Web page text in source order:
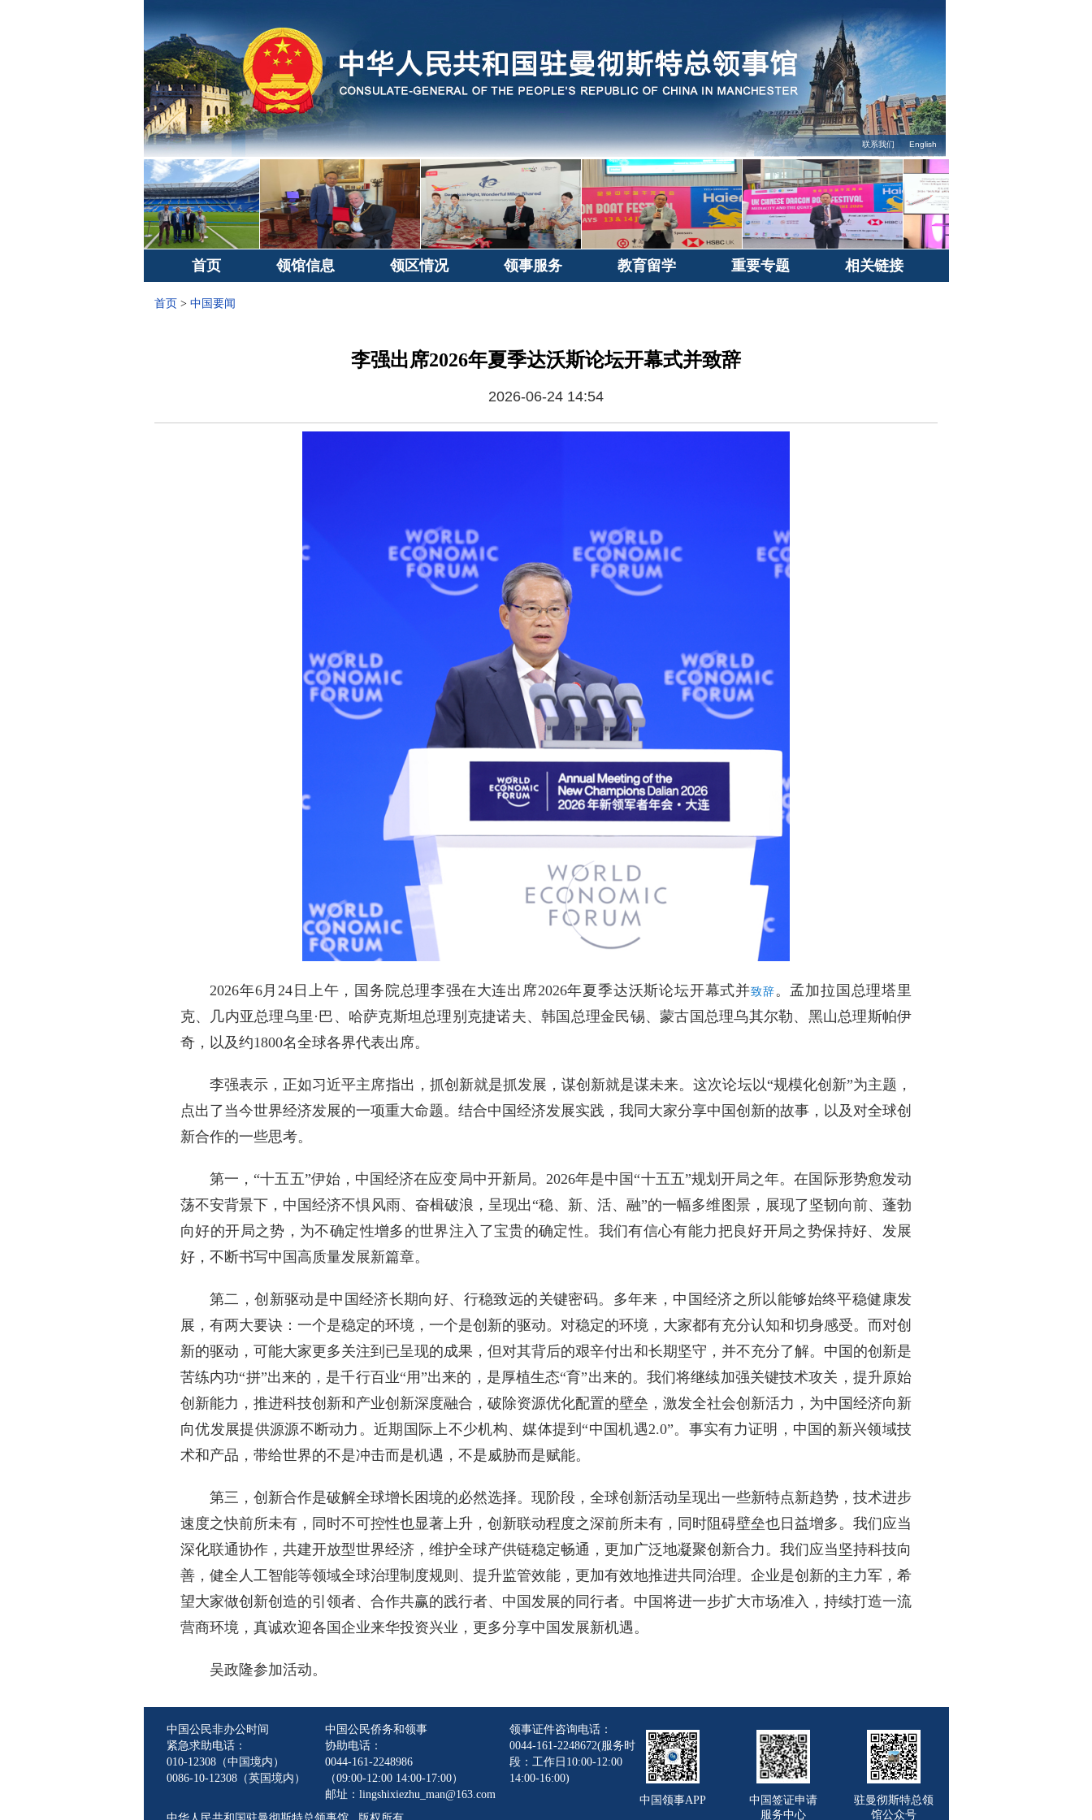
联系我们 English
首页 领馆信息 领区情况 领事服务 教育留学 重要专题 相关链接
首页 > 中国要闻
李强出席2026年夏季达沃斯论坛开幕式并致辞
2026-06-24 14:54
2026年6月24日上午，国务院总理李强在大连出席2026年夏季达沃斯论坛开幕式并致辞。孟加拉国总理塔里
克、几内亚总理乌里·巴、哈萨克斯坦总理别克捷诺夫、韩国总理金民锡、蒙古国总理乌其尔勒、黑山总理斯帕伊
奇，以及约1800名全球各界代表出席。
李强表示，正如习近平主席指出，抓创新就是抓发展，谋创新就是谋未来。这次论坛以“规模化创新”为主题，
点出了当今世界经济发展的一项重大命题。结合中国经济发展实践，我同大家分享中国创新的故事，以及对全球创
新合作的一些思考。
第一，“十五五”伊始，中国经济在应变局中开新局。2026年是中国“十五五”规划开局之年。在国际形势愈发动
荡不安背景下，中国经济不惧风雨、奋楫破浪，呈现出“稳、新、活、融”的一幅多维图景，展现了坚韧向前、蓬勃
向好的开局之势，为不确定性增多的世界注入了宝贵的确定性。我们有信心有能力把良好开局之势保持好、发展
好，不断书写中国高质量发展新篇章。
第二，创新驱动是中国经济长期向好、行稳致远的关键密码。多年来，中国经济之所以能够始终平稳健康发
展，有两大要诀：一个是稳定的环境，一个是创新的驱动。对稳定的环境，大家都有充分认知和切身感受。而对创
新的驱动，可能大家更多关注到已呈现的成果，但对其背后的艰辛付出和长期坚守，并不充分了解。中国的创新是
苦练内功“拼”出来的，是千行百业“用”出来的，是厚植生态“育”出来的。我们将继续加强关键技术攻关，提升原始
创新能力，推进科技创新和产业创新深度融合，破除资源优化配置的壁垒，激发全社会创新活力，为中国经济向新
向优发展提供源源不断动力。近期国际上不少机构、媒体提到“中国机遇2.0”。事实有力证明，中国的新兴领域技
术和产品，带给世界的不是冲击而是机遇，不是威胁而是赋能。
第三，创新合作是破解全球增长困境的必然选择。现阶段，全球创新活动呈现出一些新特点新趋势，技术进步
速度之快前所未有，同时不可控性也显著上升，创新联动程度之深前所未有，同时阻碍壁垒也日益增多。我们应当
深化联通协作，共建开放型世界经济，维护全球产供链稳定畅通，更加广泛地凝聚创新合力。我们应当坚持科技向
善，健全人工智能等领域全球治理制度规则、提升监管效能，更加有效地推进共同治理。企业是创新的主力军，希
望大家做创新创造的引领者、合作共赢的践行者、中国发展的同行者。中国将进一步扩大市场准入，持续打造一流
营商环境，真诚欢迎各国企业来华投资兴业，更多分享中国发展新机遇。
吴政隆参加活动。
中国公民非办公时间
紧急求助电话：
010-12308（中国境内）
0086-10-12308（英国境内）
中国公民侨务和领事
协助电话：
0044-161-2248986
（09:00-12:00 14:00-17:00）
邮址：lingshixiezhu_man@163.com
领事证件咨询电话：
0044-161-2248672(服务时
段：工作日10:00-12:00
14:00-16:00)
中国领事APP
中国签证申请
服务中心
驻曼彻斯特总领
馆公众号